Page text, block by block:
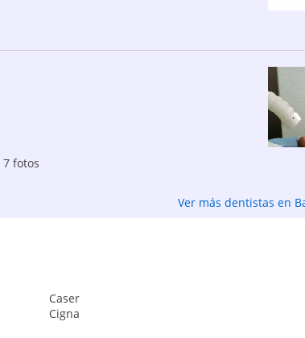
7 fotos
Ver más dentistas en
Caser
Cigna